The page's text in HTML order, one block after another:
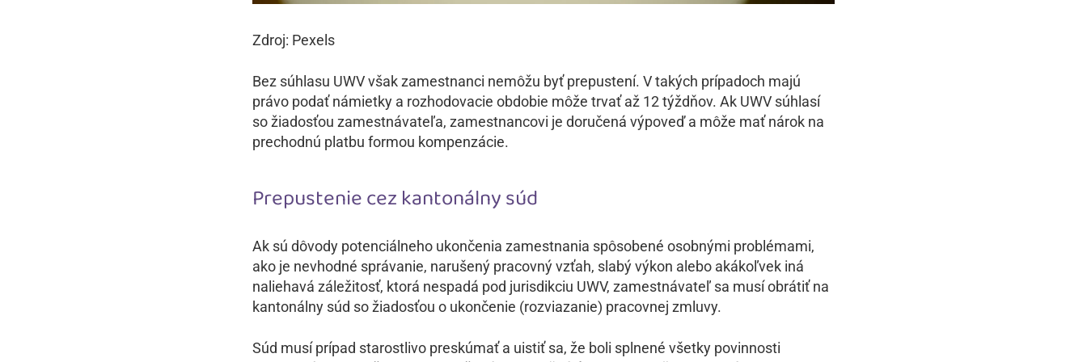
Zdroj: Pexels
Bez súhlasu UWV však zamestnanci nemôžu byť prepustení. V takých prípadoch majú
právo podať námietky a rozhodovacie obdobie môže trvať až 12 týždňov. Ak UWV súhlasí
so žiadosťou zamestnávateľa, zamestnancovi je doručená výpoveď a môže mať nárok na
prechodnú platbu formou kompenzácie.
Prepustenie cez kantonálny súd
Ak sú dôvody potenciálneho ukončenia zamestnania spôsobené osobnými problémami,
ako je nevhodné správanie, narušený pracovný vzťah, slabý výkon alebo akákoľvek iná
naliehavá záležitosť, ktorá nespadá pod jurisdikciu UWV, zamestnávateľ sa musí obrátiť na
kantonálny súd so žiadosťou o ukončenie (rozviazanie) pracovnej zmluvy.
Súd musí prípad starostlivo preskúmať a uistiť sa, že boli splnené všetky povinnosti